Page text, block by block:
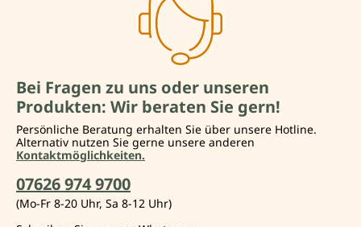
Bei Fragen zu uns oder unseren
Produkten: Wir beraten Sie gern!
Persönliche Beratung erhalten Sie über unsere Hotline.
Alternativ nutzen Sie gerne unsere anderen
Kontaktmöglichkeiten.
07626 974 9700
(Mo-Fr 8-20 Uhr, Sa 8-12 Uhr)